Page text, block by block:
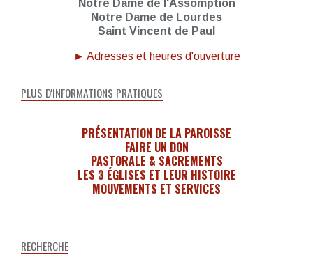
RECHERCHE
Notre Dame de l'Assomption
Notre Dame de Lourdes
Saint Vincent de Paul
► Adresses et heures d'ouverture
PLUS D'INFORMATIONS PRATIQUES
PRÉSENTATION DE LA PAROISSE
FAIRE UN DON
PASTORALE & SACREMENTS
LES 3 ÉGLISES ET LEUR HISTOIRE
MOUVEMENTS ET SERVICES